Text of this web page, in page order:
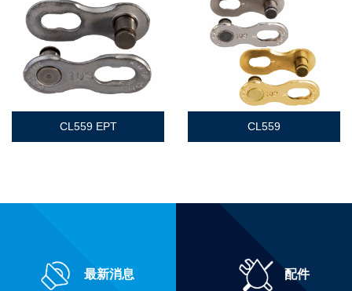
CL559 EPT CL559
最新消息 配件